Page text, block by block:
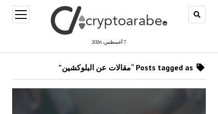
7 أغسطس، 2026
open
menu